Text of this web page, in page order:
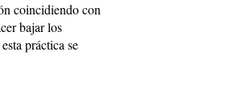
coincidiendo con
bajar los
práctica se